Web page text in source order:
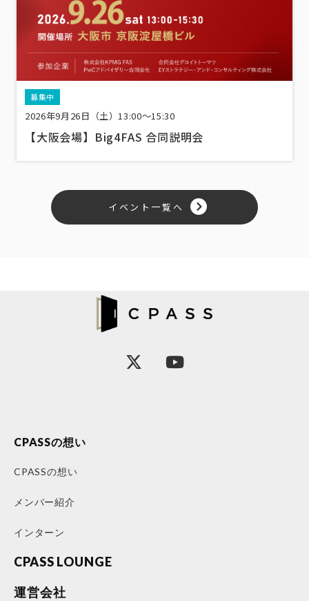
募集中
2026年9月26日（土）13:00〜15:30
【大阪会場】Big4FAS 合同説明会
イベント一覧へ
CPASSの想い
CPASSの想い
メンバー紹介
インターン
CPASS LOUNGE
運営会社